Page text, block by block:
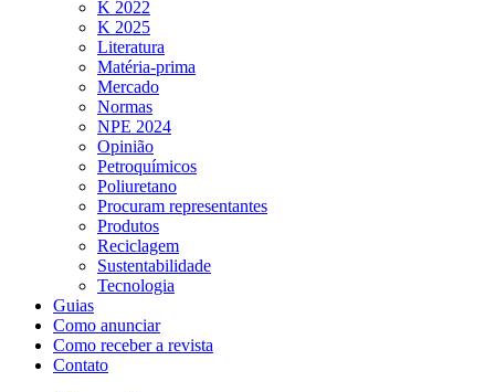
K 2022
K 2025
Literatura
Matéria-prima
Mercado
Normas
NPE 2024
Opinião
Petroquímicos
Poliuretano
Procuram representantes
Produtos
Reciclagem
Sustentabilidade
Tecnologia
Guias
Como anunciar
Como receber a revista
Contato